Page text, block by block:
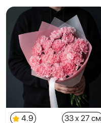
4.9
33 x 27 см